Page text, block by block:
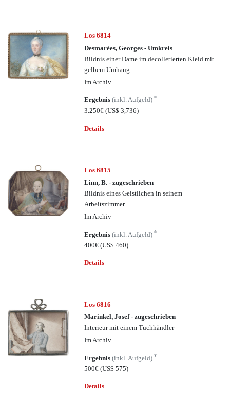
Los 6814
Desmarées, Georges - Umkreis
Bildnis einer Dame im decolletierten Kleid mit
gelbem Umhang
Im Archiv
Ergebnis(inkl. Aufgeld)*
3.250€(US$ 3,736)
Details
Los 6815
Linn, B. - zugeschrieben
Bildnis eines Geistlichen in seinem
Arbeitszimmer
Im Archiv
Ergebnis(inkl. Aufgeld)*
400€(US$ 460)
Details
Los 6816
Marinkel, Josef - zugeschrieben
Interieur mit einem Tuchhändler
Im Archiv
Ergebnis(inkl. Aufgeld)*
500€(US$ 575)
Details